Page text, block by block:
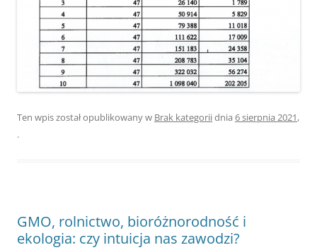
Ten wpis został opublikowany w Brak kategoriidnia 6 sierpnia 2021,
.
GMO, rolnictwo, bioróżnorodność i
ekologia: czy intuicja nas zawodzi?